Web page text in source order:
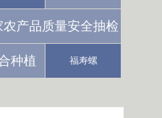
农产品质量安全抽检
种植 福寿螺